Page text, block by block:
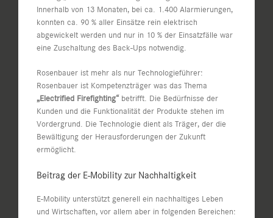
Innerhalb von 13 Monaten, bei ca. 1.400 Alarmierungen,
konnten ca. 90 % aller Einsätze rein elektrisch
abgewickelt werden und nur in 10 % der Einsatzfälle war
eine Zuschaltung des Back-Ups notwendig.
Rosenbauer ist mehr als nur Technologieführer:
Rosenbauer ist Kompetenzträger was das Thema
„Electrified Firefighting“betrifft. Die Bedürfnisse der
Kunden und die Funktionalität der Produkte stehen im
Vordergrund. Die Technologie dient als Träger, der die
Bewältigung der Herausforderungen der Zukunft
ermöglicht.
Beitrag der E-Mobility zur Nachhaltigkeit
E-Mobility unterstützt generell ein nachhaltiges Leben
und Wirtschaften, vor allem aber in folgenden Bereichen: